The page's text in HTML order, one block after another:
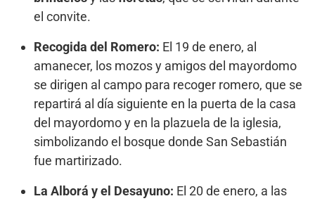
el convite.
Recogida del Romero: El 19 de enero, al
amanecer, los mozos y amigos del mayordomo
se dirigen al campo para recoger romero, que se
repartirá al día siguiente en la puerta de la casa
del mayordomo y en la plazuela de la iglesia,
simbolizando el bosque donde San Sebastián
fue martirizado.
La Alborá y el Desayuno: El 20 de enero, a las